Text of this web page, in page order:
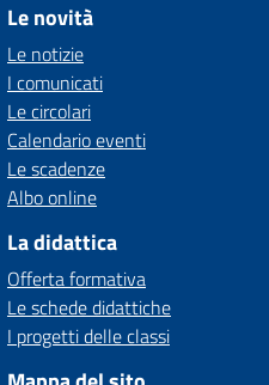
Le novità
Le notizie
I comunicati
Le circolari
Calendario eventi
Le scadenze
Albo online
La didattica
Offerta formativa
Le schede didattiche
I progetti delle classi